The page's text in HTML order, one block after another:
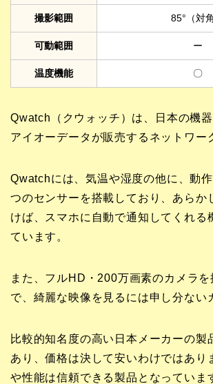
撮影範囲 85°（対角
可動範囲 ー
温度機能 〇
Qwatch（クウォッチ）は、日本の機
アイオーデータが販売するネットワー
Qwatchには、気温や湿度の他に、動
つのセンサーを搭載しており、あらか
けば、スマホに自動で通知してくれる
ています。
また、フルHD・200万画素のカメラ
で、綺麗な映像を見るには申し分ない
比較的知名度の高い日本メーカーの製
あり、価格は決して安いわけではあり
や性能は信頼できる製品となっていま